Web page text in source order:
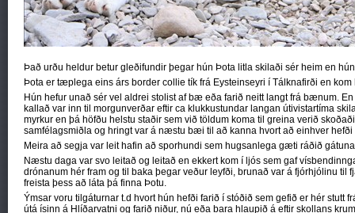
Það urðu heldur betur gleðifundir þegar hún Þota litla skilaði sér heim en
Þota er tæplega eins árs border collie tík frá Eysteinseyri í Tálknafirði en
Hún hefur unað sér vel aldrei stolist af bæ eða farið neitt langt frá bænum.
kallað var inn til morgunverðar eftir ca klukkustundar langan útivistartíma
myrkur en þá höfðu helstu staðir sem við töldum koma til greina verið
samfélagsmiðla og hringt var á næstu bæi til að kanna hvort að einhver hefði
Meira að segja var leit hafin að sporhundi sem hugsanlega gæti ráðið
Næstu daga var svo leitað og leitað en ekkert kom í ljós sem gaf
drónanum hér fram og til baka þegar veður leyfði, brunað var á fjórhjólinu til
freista þess að láta þá finna Þotu.
Ýmsar voru tilgáturnar t.d hvort hún hefði farið í stóðið sem gefið er hér stutt
útá ísinn á Hlíðarvatni og farið niður, nú eða bara hlaupið á eftir skollans